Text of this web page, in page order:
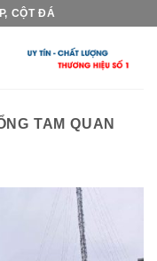
CỘT ĐÁ
TAM QUAN